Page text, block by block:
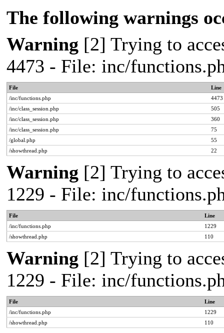
The following warnings
Warning [2] Trying to
4473 - File: inc/
File
Line
/inc/functions.php
4473
/inc/class_session.php
505
/inc/class_session.php
360
/inc/class_session.php
75
/global.php
55
/showthread.php
22
Warning [2] Trying to
1229 - File: inc/
File
Line
/inc/functions.php
1229
/showthread.php
110
Warning [2] Trying to
1229 - File: inc/
File
Line
/inc/functions.php
1229
/showthread.php
110